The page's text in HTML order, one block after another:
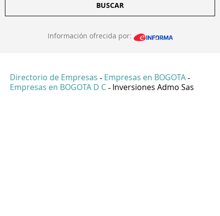
BUSCAR
Información ofrecida por:
Directorio de Empresas - Empresas en BOGOTA -
Empresas en BOGOTA D C - Inversiones Admo Sas